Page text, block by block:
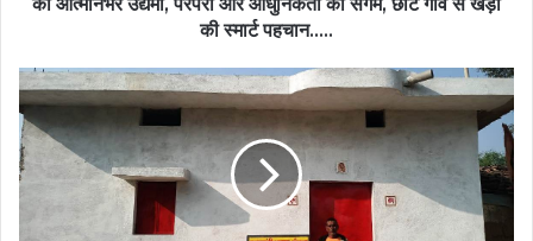
की
आत्मनिर्भर
उद्यमी,
परंपरा
और
की आत्मनिर्भर उद्यमी, परंपरा और आधुनिकता का संगम, छोटे गांव से खड़ी
की स्मार्ट पहचान…..
प्रधानमंत्री
आवास
योजना
से
बदली
जिंदगी,